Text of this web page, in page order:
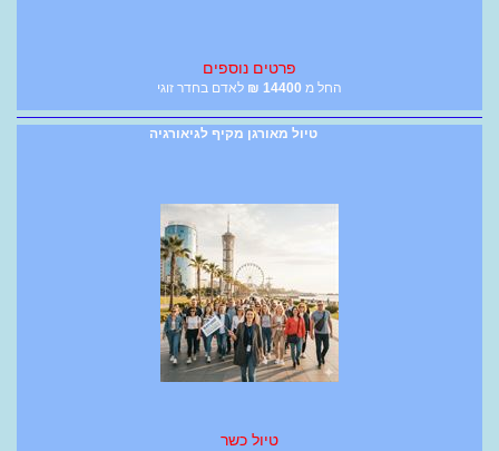
פרטים נוספים
החל מ 14400
₪ לאדם בחדר זוגי
טיול מאורגן מקיף לגיאורגיה
טיול כשר